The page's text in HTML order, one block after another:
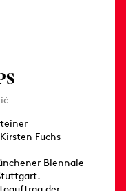
Fuchs
Biennale